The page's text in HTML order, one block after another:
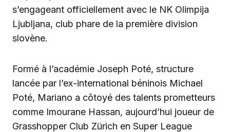
s’engageant officiellement avec le NK Olimpija
Ljubljana, club phare de la première division
slovène.
Formé à l’académie Joseph Poté, structure
lancée par l’ex-international béninois Michael
Poté, Mariano a côtoyé des talents prometteurs
comme Imourane Hassan, aujourd’hui joueur de
Grasshopper Club Zürich en Super League